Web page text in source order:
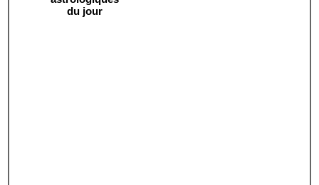
du jour